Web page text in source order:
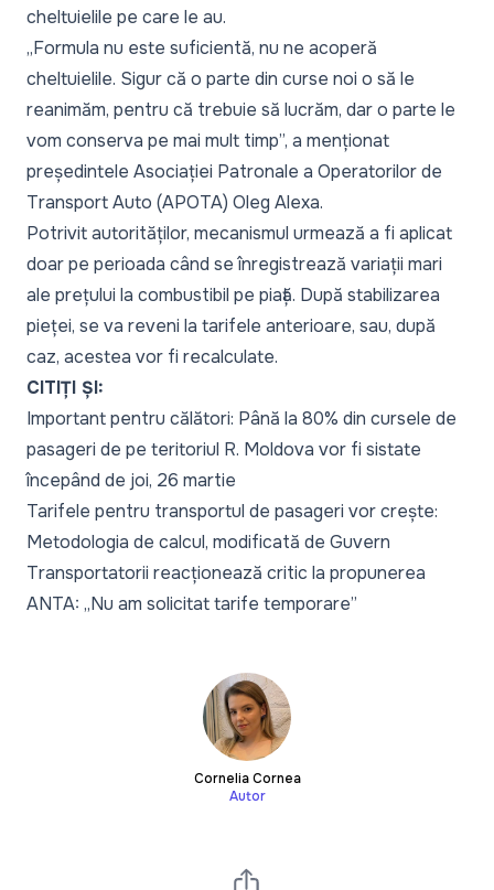
cheltuielile pe care le au.
„Formula nu este suficientă, nu ne acoperă
cheltuielile. Sigur că o parte din curse noi o să le
reanimăm, pentru că trebuie să lucrăm, dar o parte le
vom conserva pe mai mult timp”, a menționat
președintele Asociației Patronale a Operatorilor de
Transport Auto (APOTA) Oleg Alexa.
Potrivit autorităților, mecanismul urmează a fi aplicat
doar pe perioada când se înregistrează variații mari
ale prețului la combustibil pe piață. După stabilizarea
pieței, se va reveni la tarifele anterioare, sau, după
caz, acestea vor fi recalculate.
CITIȚI ȘI:
Important pentru călători: Până la 80% din cursele de
pasageri de pe teritoriul R. Moldova vor fi sistate
începând de joi, 26 martie
Tarifele pentru transportul de pasageri vor crește:
Metodologia de calcul, modificată de Guvern
Transportatorii reacționează critic la propunerea
ANTA: „Nu am solicitat tarife temporare”
Cornelia Cornea
Autor